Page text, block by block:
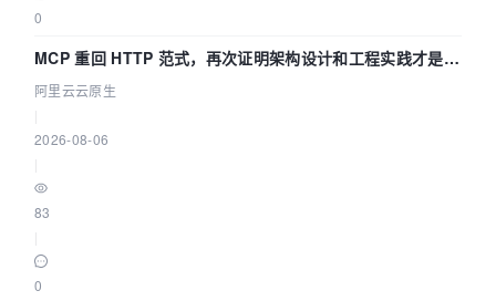
0
MCP 重回 HTTP 范式，再次证明架构设计和工程实践才是稀
缺资源
阿里云云原生
2026-08-06
83
0